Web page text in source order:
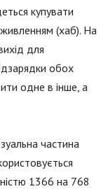
купувати
(хаб). На
для
обох
одне в інше, а
частина
1366 на 768